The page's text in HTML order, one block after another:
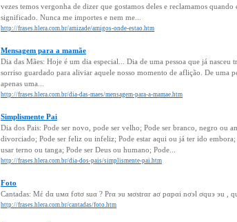
vezes temos vergonha de dizer que gostamos deles e reclamamos
significado. Nunca me importes e nem me...
http://frases.hlera.com.br/amizade/amigos-onde-estao.htm
Mensagem para a mamãe
Dia das Mães: Hoje é um dia especial... Dia de uma pessoa que já
sorriso guardado para aliviar aquele nosso momento de aflição. De uma
apenas uma...
http://frases.hlera.com.br/dia-das-maes/mensagem-para-a-mamae.htm
Simplismente Pai
Dia dos Pais: Pode ser novo, pode ser velho; Pode ser branco, negro ou
divorciado; Pode ser feliz ou infeliz; Pode estar aqui ou já ter ido
usar terno ou tanga; Pode ser Deus ou humano; Pode...
http://frases.hlera.com.br/dia-dos-pais/simplismente-pai.htm
Foto
Cantadas: Mέ dα uмα fσtσ suα ? Prα эu мσstrαr aσ pαpαi nσэl σquэ эu ,
http://frases.hlera.com.br/cantadas/foto.htm